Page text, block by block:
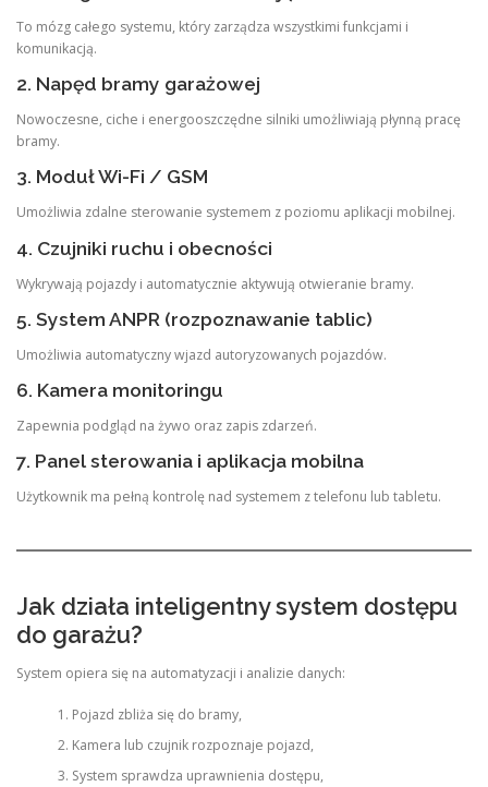
To mózg całego systemu, który zarządza wszystkimi funkcjami i
komunikacją.
2. Napęd bramy garażowej
Nowoczesne, ciche i energooszczędne silniki umożliwiają płynną pracę
bramy.
3. Moduł Wi-Fi / GSM
Umożliwia zdalne sterowanie systemem z poziomu aplikacji mobilnej.
4. Czujniki ruchu i obecności
Wykrywają pojazdy i automatycznie aktywują otwieranie bramy.
5. System ANPR (rozpoznawanie tablic)
Umożliwia automatyczny wjazd autoryzowanych pojazdów.
6. Kamera monitoringu
Zapewnia podgląd na żywo oraz zapis zdarzeń.
7. Panel sterowania i aplikacja mobilna
Użytkownik ma pełną kontrolę nad systemem z telefonu lub tabletu.
Jak działa inteligentny system dostępu
do garażu?
System opiera się na automatyzacji i analizie danych:
Pojazd zbliża się do bramy,
Kamera lub czujnik rozpoznaje pojazd,
System sprawdza uprawnienia dostępu,